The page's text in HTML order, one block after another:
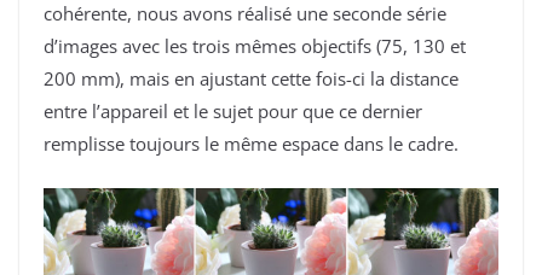
cohérente, nous avons réalisé une seconde série
d’images avec les trois mêmes objectifs (75, 130 et
200 mm), mais en ajustant cette fois-ci la distance
entre l’appareil et le sujet pour que ce dernier
remplisse toujours le même espace dans le cadre.